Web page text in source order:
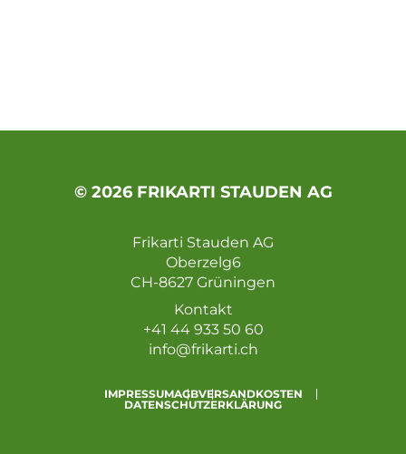
© 2026 FRIKARTI STAUDEN AG
Frikarti Stauden AG
Oberzelg6
CH-8627 Grüningen
Kontakt
+41 44 933 50 60
info@frikarti.ch
IMPRESSUMAGBVERSANDKOSTEN
DATENSCHUTZERKLÄRUNG